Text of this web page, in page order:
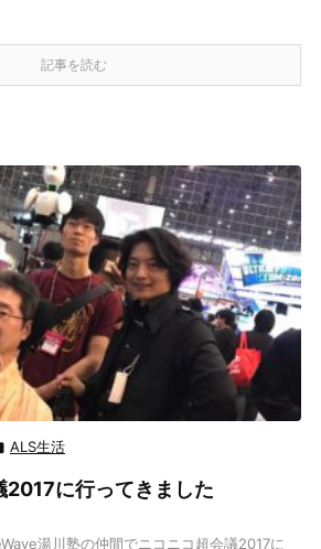
記事を読む
ALS生活
2017に行ってきました
湯川塾の仲間でニコニコ超会議2017に